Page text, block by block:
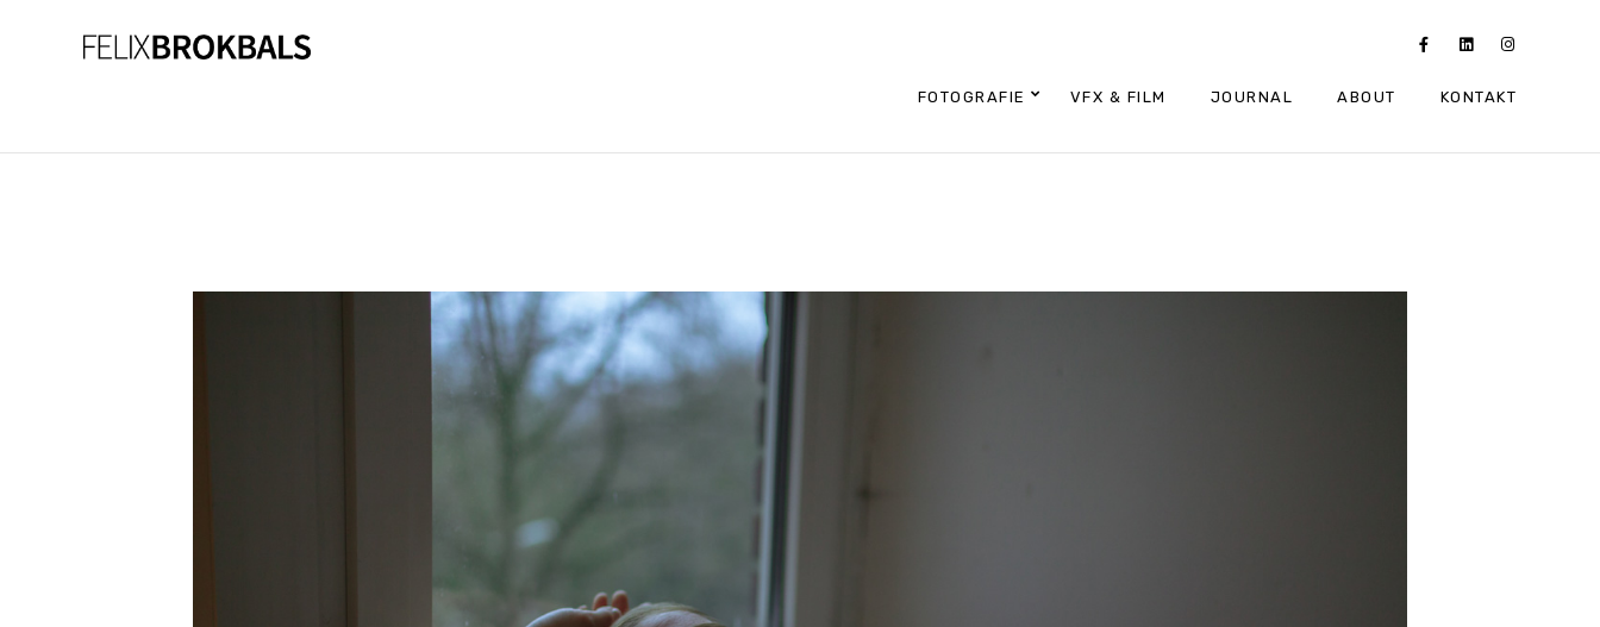
FOTOGRAFIE VFX & FILM JOURNAL ABOUT KONTAKT